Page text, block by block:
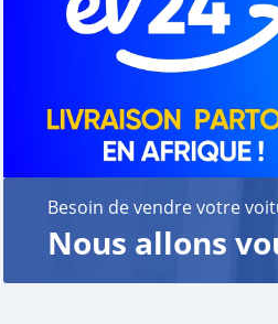
Avec nous, pas de mauvaises
elle est protégée jusqu'à son
🇧🇪 Achetez une voiture de
🚢 Transport et assurance inclus.
📄 Kilométrage réel certifié CarPass.
🛠 Inspection indépendante
Besoin de vendre votre
Nous allons